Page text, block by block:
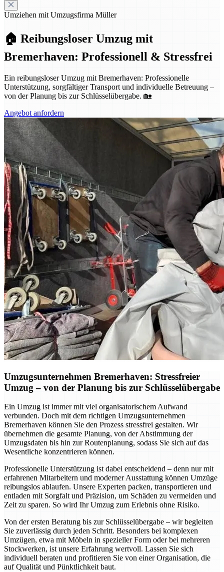
Umziehen mit Umzugsfirma Müller
🏠 Reibungsloser Umzug mit
Bremerhaven: Professionell & Stressfrei
Ein reibungsloser Umzug mit Bremerhaven: Professionelle
Unterstützung, sorgfältiger Transport und individuelle Betreuung –
von der Planung bis zur Schlüsselübergabe. 🏡
Angebot anfordern
Umzugsunternehmen Bremerhaven: Stressfreier
Umzug – von der Planung bis zur Schlüsselübergabe
Ein Umzug ist immer mit viel organisatorischem Aufwand
verbunden. Doch mit dem richtigen Umzugsunternehmen
Bremerhaven können Sie den Prozess stressfrei gestalten. Wir
übernehmen die gesamte Planung, von der Abstimmung der
Umzugsdaten bis hin zur Routenplanung, sodass Sie sich auf das
Wesentliche konzentrieren können.
Professionelle Unterstützung ist dabei entscheidend – denn nur mit
erfahrenen Mitarbeitern und moderner Ausstattung können Umzüge
reibungslos ablaufen. Unsere Experten packen, transportieren und
entladen mit Sorgfalt und Präzision, um Schäden zu vermeiden und
Zeit zu sparen. So wird Ihr Umzug zum Erlebnis ohne Risiko.
Von der ersten Beratung bis zur Schlüsselübergabe – wir begleiten
Sie zuverlässig durch jeden Schritt. Besonders bei komplexen
Umzügen, etwa mit Möbeln in spezieller Form oder bei mehreren
Stockwerken, ist unsere Erfahrung wertvoll. Lassen Sie sich
individuell beraten und profitieren Sie von einer Organisation, die
auf Qualität und Pünktlichkeit baut.